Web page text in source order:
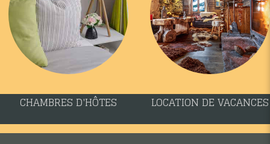
CHAMBRES D'HÔTES LOCATION DE VACANCES